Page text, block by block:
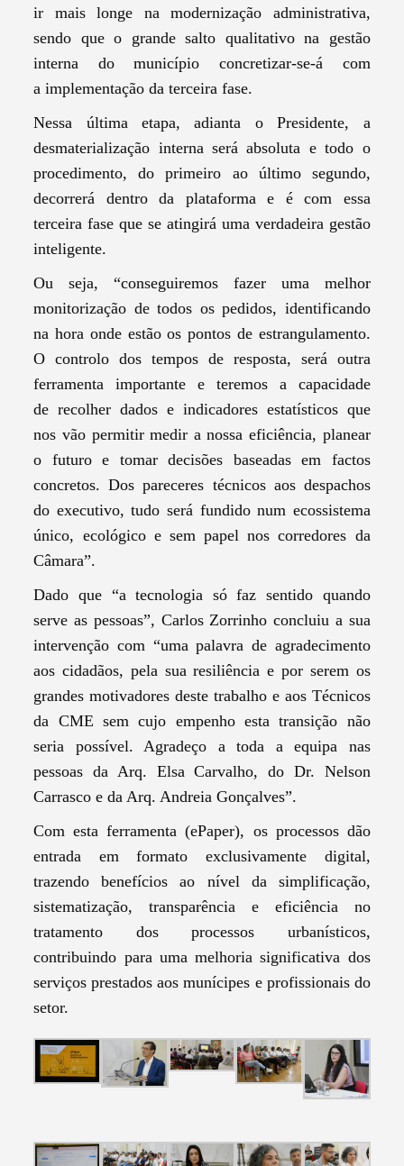
Termo de Pesquisa
Categorias gerais
ir mais longe na modernização administrativa,
sendo que o grande salto qualitativo na gestão
interna do município concretizar-se-á com
a implementação da terceira fase.
Nessa última etapa, adianta o Presidente, a
desmaterialização interna será absoluta e todo o
procedimento, do primeiro ao último segundo,
decorrerá dentro da plataforma e é com essa
terceira fase que se atingirá uma verdadeira gestão
inteligente.
Ou seja, “conseguiremos fazer uma melhor
monitorização de todos os pedidos, identificando
na hora onde estão os pontos de estrangulamento.
O controlo dos tempos de resposta, será outra
ferramenta importante e teremos a capacidade
de recolher dados e indicadores estatísticos que
nos vão permitir medir a nossa eficiência, planear
o futuro e tomar decisões baseadas em factos
concretos. Dos pareceres técnicos aos despachos
do executivo, tudo será fundido num ecossistema
único, ecológico e sem papel nos corredores da
Câmara”.
Dado que “a tecnologia só faz sentido quando
serve as pessoas”, Carlos Zorrinho concluiu a sua
intervenção com “uma palavra de agradecimento
aos cidadãos, pela sua resiliência e por serem os
grandes motivadores deste trabalho e aos Técnicos
da CME sem cujo empenho esta transição não
seria possível. Agradeço a toda a equipa nas
pessoas da Arq. Elsa Carvalho, do Dr. Nelson
Carrasco e da Arq. Andreia Gonçalves”.
Com esta ferramenta (ePaper), os processos dão
entrada em formato exclusivamente digital,
trazendo benefícios ao nível da simplificação,
sistematização, transparência e eficiência no
tratamento dos processos urbanísticos,
contribuindo para uma melhoria significativa dos
serviços prestados aos munícipes e profissionais do
setor.